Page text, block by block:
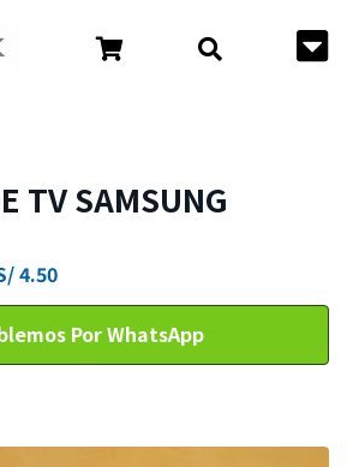
TV SAMSUNG
4.50
Por WhatsApp